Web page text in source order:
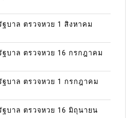
บาล ตรวจหวย 1 สิงหาคม
บาล ตรวจหวย 16 กรกฎาคม
บาล ตรวจหวย 1 กรกฎาคม
บาล ตรวจหวย 16 มิถุนายน